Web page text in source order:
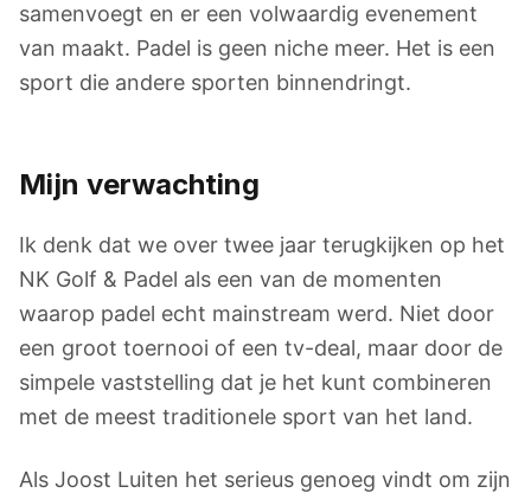
samenvoegt en er een volwaardig evenement
van maakt. Padel is geen niche meer. Het is een
sport die andere sporten binnendringt.
Mijn verwachting
Ik denk dat we over twee jaar terugkijken op het
NK Golf & Padel als een van de momenten
waarop padel echt mainstream werd. Niet door
een groot toernooi of een tv-deal, maar door de
simpele vaststelling dat je het kunt combineren
met de meest traditionele sport van het land.
Als Joost Luiten het serieus genoeg vindt om zijn